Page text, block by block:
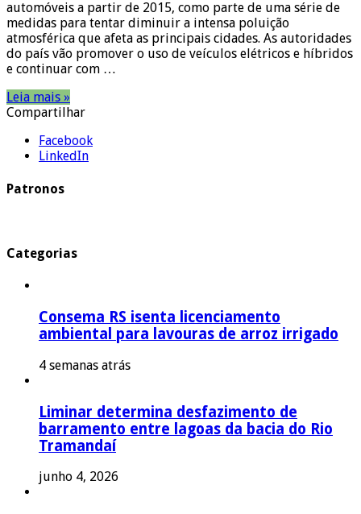
automóveis a partir de 2015, como parte de uma série de
medidas para tentar diminuir a intensa poluição
atmosférica que afeta as principais cidades. As autoridades
do país vão promover o uso de veículos elétricos e híbridos
e continuar com …
Leia mais »
Compartilhar
Facebook
LinkedIn
Patronos
Categorias
Consema RS isenta licenciamento
ambiental para lavouras de arroz irrigado
4 semanas atrás
Liminar determina desfazimento de
barramento entre lagoas da bacia do Rio
Tramandaí
junho 4, 2026